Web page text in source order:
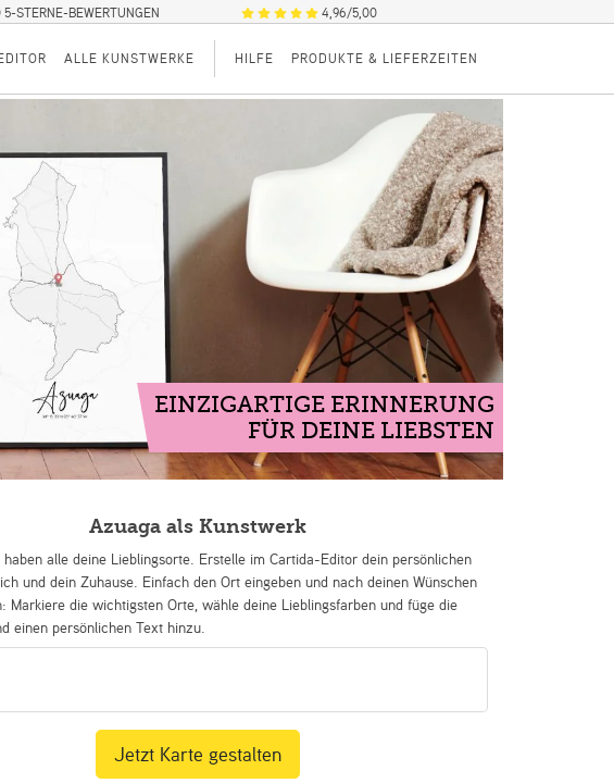
STERNE-BEWERTUNGEN 4,96/5,00
ALLE KUNSTWERKE HILFE PRODUKTE & LIEFERZEITEN
EINZIGARTIGE ERINNERUNG
FÜR DEINE LIEBSTEN
Azuaga als Kunstwerk
alle deine Lieblingsorte. Erstelle im Cartida-Editor dein persönlichen
und dein Zuhause. Einfach den Ort eingeben und nach deinen Wünschen
Markiere die wichtigsten Orte, wähle deine Lieblingsfarben und füge die
einen persönlichen Text hinzu.
Jetzt Karte gestalten